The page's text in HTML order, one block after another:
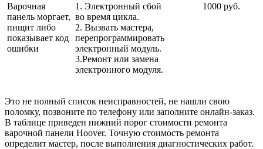
Варочная
панель моргает,
пищит либо
показывает код
ошибки
1. Электронный сбой
во время цикла.
2. Вызвать мастера,
перепрограммировать
электронный модуль.
3.Ремонт или замена
электронного модуля.
1000 руб.
Это не полный список неисправностей, не нашли свою
поломку, позвоните по телефону или заполните онлайн-заказ.
В таблице приведен нижний порог стоимости ремонта
варочной панели Hoover. Точную стоимость ремонта
определит мастер, после выполнения диагностических работ.